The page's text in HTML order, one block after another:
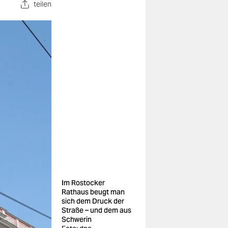
teilen
Im Rostocker
Rathaus beugt man
sich dem Druck der
Straße – und dem aus
Schwerin